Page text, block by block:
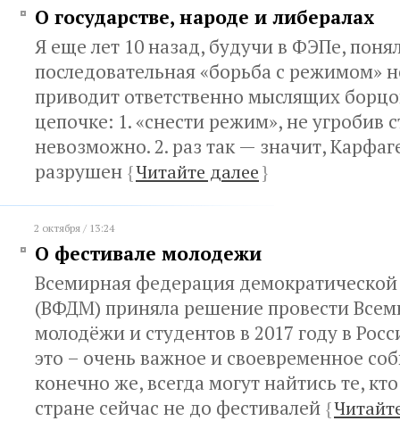
О государстве, народе и либералах
Я еще лет 10 назад, будучи в ФЭПе,
последовательная «борьба с режимом»
приводит ответственно мыслящих
цепочке: 1. «снести режим», не угробив
невозможно. 2. раз так — значит,
разрушен {Читайте далее}
2 октября / 13:24
О фестивале молодежи
Всемирная федерация
(ВФДМ) приняла решение провести
молодёжи и студентов в 2017 году в
это – очень важное и своевременное
конечно же, всегда могут найтись те,
стране сейчас не до фестивалей {